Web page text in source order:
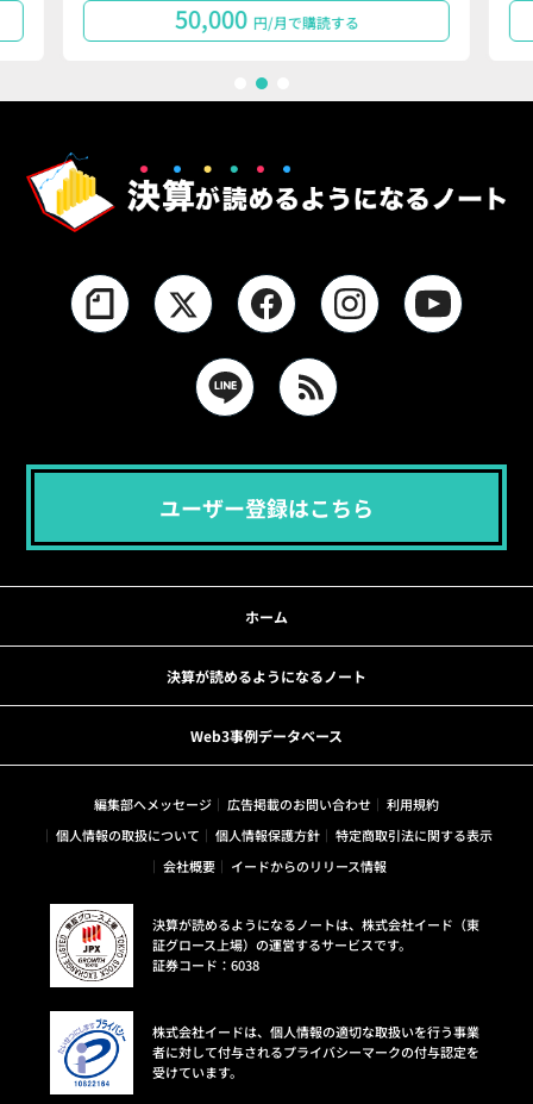
50,000 円/月で購読する
ユーザー登録はこちら
ホーム
決算が読めるようになるノート
Web3事例データベース
編集部へメッセージ 広告掲載のお問い合わせ
利用規約
個人情報の取扱について
個人情報保護方針
特定商取引法に関する表示
会社概要
イードからのリリース情報
決算が読めるようになるノートは、株式会社イード（東
証グロース上場）の運営するサービスです。
証券コード：6038
株式会社イードは、個人情報の適切な取扱いを行う事業
者に対して付与されるプライバシーマークの付与認定を
受けています。